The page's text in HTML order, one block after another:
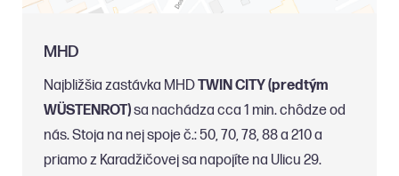
MHD
Najbližšia zastávka MHDTWIN CITY (predtým
WÜSTENROT)sa nachádza cca 1 min. chôdze od
nás. Stoja na nej spoje č.: 50, 70, 78, 88 a 210 a
priamo z Karadžičovej sa napojíte na Ulicu 29.